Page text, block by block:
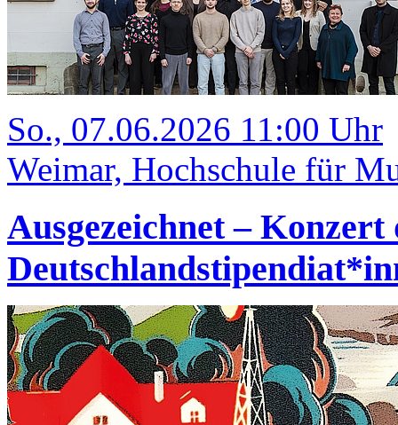
So., 07.06.2026 11:00 Uhr
Weimar, Hochschule für
Ausgezeichnet – Konzert